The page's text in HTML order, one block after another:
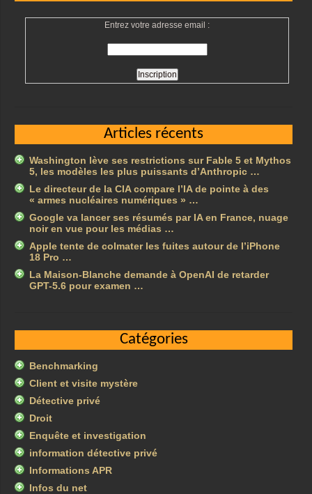
Entrez votre adresse email :
Articles récents
Washington lève ses restrictions sur Fable 5 et Mythos
5, les modèles les plus puissants d’Anthropic …
Le directeur de la CIA compare l’IA de pointe à des
« armes nucléaires numériques » …
Google va lancer ses résumés par IA en France, nuage
noir en vue pour les médias …
Apple tente de colmater les fuites autour de l’iPhone
18 Pro …
La Maison-Blanche demande à OpenAI de retarder
GPT-5.6 pour examen …
Catégories
Benchmarking
Client et visite mystère
Détective privé
Droit
Enquête et investigation
information détective privé
Informations APR
Infos du net